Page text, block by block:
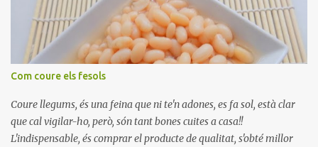
Com coure els fesols
Coure llegums, és una feina que ni te'n adones, es fa sol, està clar
que cal vigilar-ho, però, són tant bones cuites a casa!!
L'indispensable, és comprar el producte de qualitat, s'obté millor